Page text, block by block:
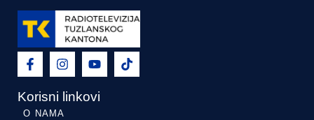
Korisni linkovi
O NAMA